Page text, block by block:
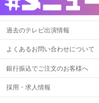
過去のテレビ出演情報
よくあるお問い合わせについて
銀行振込でご注文のお客様へ
採用・求人情報